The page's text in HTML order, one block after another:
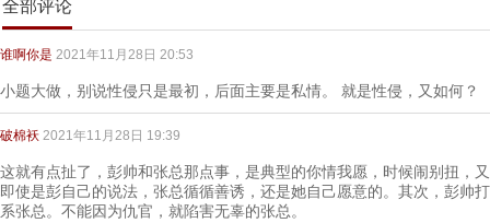
全部评论
谁啊你是 2021年11月28日 20:53
小题大做，别说性侵只是最初，后面主要是私情。 就是性侵，又如何？
破棉袄 2021年11月28日 19:39
这就有点扯了，彭帅和张总那点事，是典型的你情我愿，时候闹别扭，
即使是彭自己的说法，张总循循善诱，还是她自己愿意的。其次，彭帅
系张总。不能因为仇官，就陷害无辜的张总。